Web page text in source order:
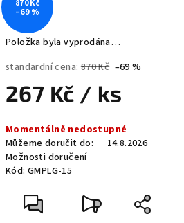
Položka byla vyprodána…
standardní cena: 870 Kč –69 %
267 Kč / ks
cena:
Momentálně nedostupné
Můžeme doručit do:
14.8.2026
Možnosti doručení
Kód: GMPLG-15
870 Kč
–69 %